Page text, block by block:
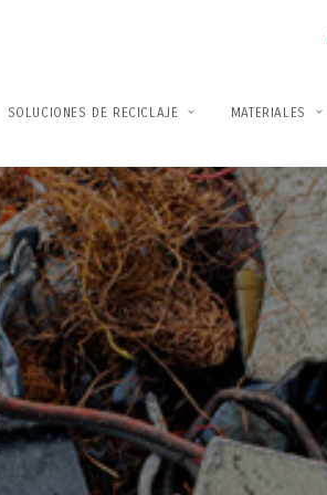
SOLUCIONES DE RECICLAJE MATERIALES